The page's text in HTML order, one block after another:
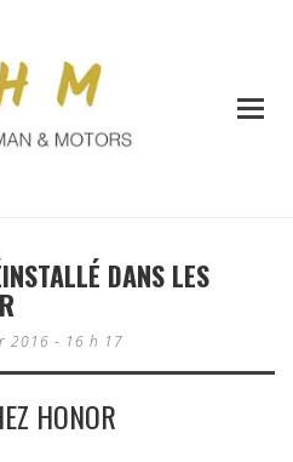
DANS LES
2016 - 16 h 17
HONOR